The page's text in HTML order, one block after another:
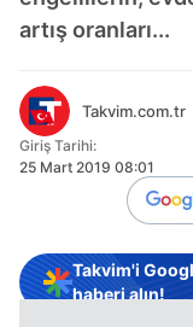
artış oranları...
Takvim.com.tr
Giriş Tarihi:
25 Mart 2019 08:01
Takvim'i
haberi alın!